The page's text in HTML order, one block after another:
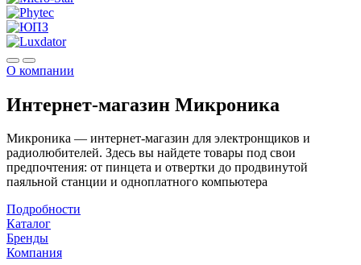
О компании
Интернет-магазин Микроника
Микроника — интернет-магазин для электронщиков и
радиолюбителей. Здесь вы найдете товары под свои
предпочтения: от пинцета и отвертки до продвинутой
паяльной станции и одноплатного компьютера
Подробности
Каталог
Бренды
Компания